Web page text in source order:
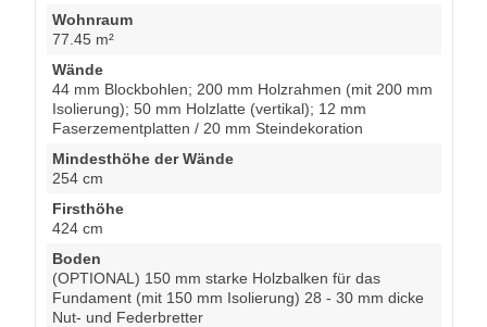
Wohnraum
77.45 m²
Wände
44 mm Blockbohlen; 200 mm Holzrahmen (mit 200 mm
Isolierung); 50 mm Holzlatte (vertikal); 12 mm
Faserzementplatten / 20 mm Steindekoration
Mindesthöhe der Wände
254 cm
Firsthöhe
424 cm
Boden
(OPTIONAL) 150 mm starke Holzbalken für das
Fundament (mit 150 mm Isolierung) 28 - 30 mm dicke
Nut- und Federbretter